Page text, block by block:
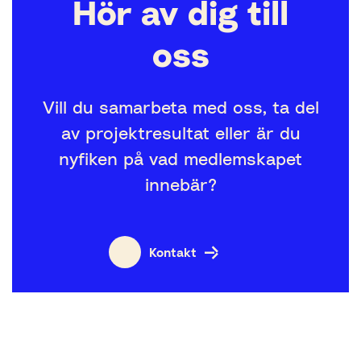
Hör av dig till
oss
Vill du samarbeta med oss, ta del
av projektresultat eller är du
nyfiken på vad medlemskapet
innebär?
Kontakt